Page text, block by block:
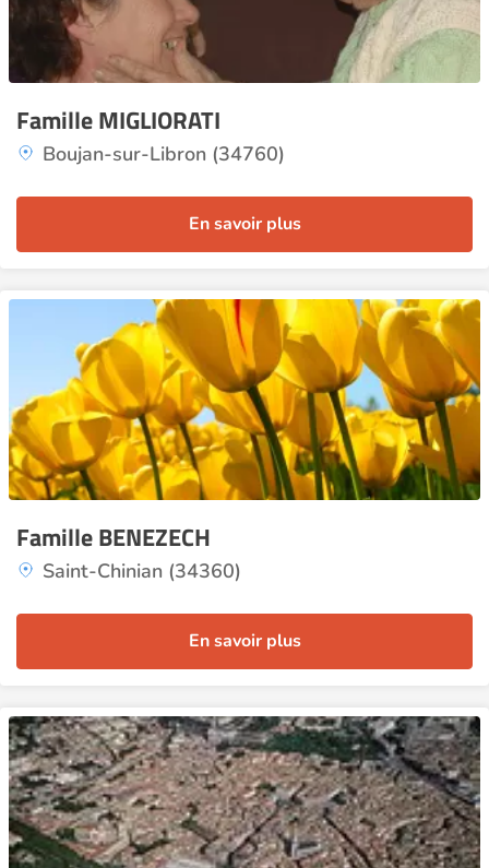
Famille MIGLIORATI
Boujan-sur-Libron (34760)
En savoir plus
Famille BENEZECH
Saint-Chinian (34360)
En savoir plus